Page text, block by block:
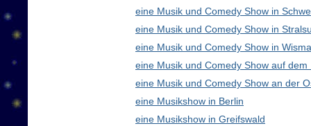
eine Musik und Comedy Show in
eine Musik und Comedy Show in
eine Musik und Comedy Show in
eine Musik und Comedy Show auf dem
eine Musik und Comedy Show an der
eine Musikshow in Berlin
eine Musikshow in Greifswald